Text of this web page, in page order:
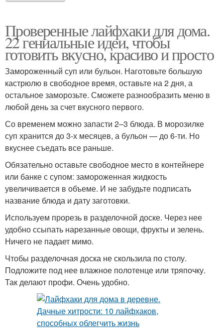
Проверенные лайфхаки для дома.
22 гениальные идеи, чтобы
готовить вкусно, красиво и просто
Замороженный суп или бульон. Наготовьте большую
кастрюлю в свободное время, оставьте на 2 дня, а
остальное заморозьте. Сможете разнообразить меню в
любой день за счет вкусного первого.
Со временем можно запасти 2–3 блюда. В морозилке
суп хранится до 3-х месяцев, а бульон — до 6-ти. Но
вкуснее съедать все раньше.
Обязательно оставьте свободное место в контейнере
или банке с супом: замороженная жидкость
увеличивается в объеме. И не забудьте подписать
название блюда и дату заготовки.
Используем прорезь в разделочной доске. Через нее
удобно ссыпать нарезанные овощи, фрукты и зелень.
Ничего не падает мимо.
Чтобы разделочная доска не скользила по столу.
Подложите под нее влажное полотенце или тряпочку.
Так делают профи. Очень удобно.